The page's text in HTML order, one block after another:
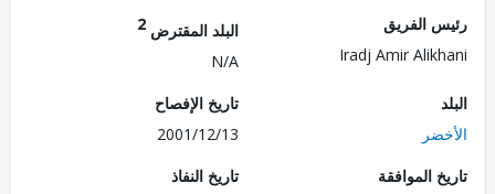
الفريق
Iradj Amir
البلد المقترض
تاريخ الإفصاح
2001/12/13
الموافقة
تاريخ النفاذ